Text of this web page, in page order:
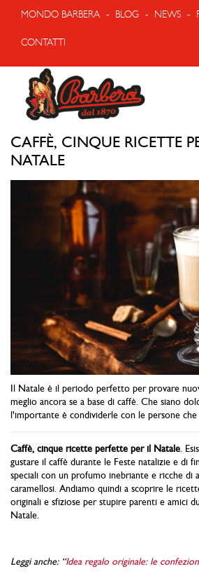
MONDO BARBERA - BLOG - NEWS -
CONTATTI
CAFFÈ, CINQUE RICETTE
NATALE
Il Natale è il periodo perfetto per provare
meglio ancora se a base di caffè. Che siano
l'importante è condividerle con le persone che
Caffè, cinque ricette perfette per il Natale.
gustare il caffè durante le Feste natalizie e di
speciali con un profumo inebriante e ricche di
caramellosi. Andiamo quindi a scoprire le
originali e sfiziose per stupire parenti e amici
Natale.
Leggi anche: “Idea regalo originale: le